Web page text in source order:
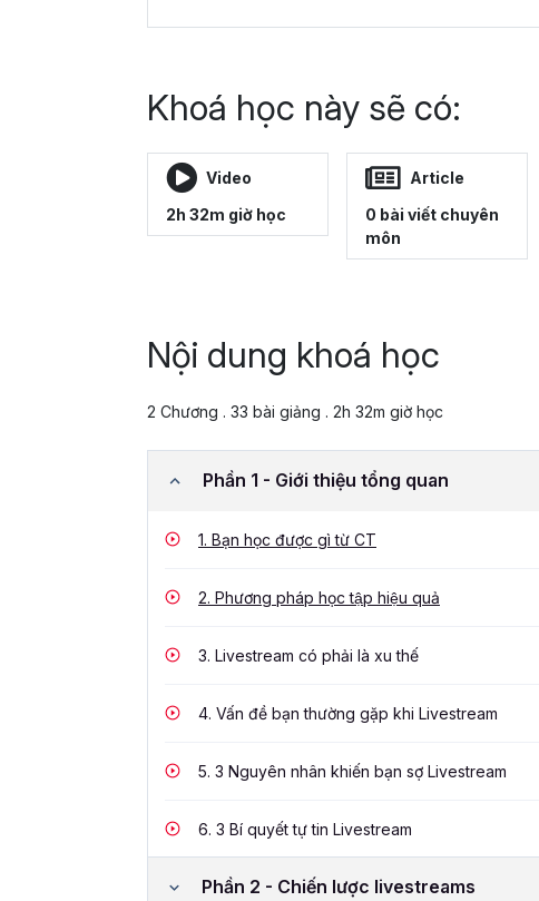
Khoá học này sẽ có:
Video
2h 32m giờ học
Article
0 bài viết chuyên
môn
Nội dung khoá học
2 Chương . 33 bài giảng . 2h 32m giờ học
Phần 1 - Giới thiệu tổng quan
1. Bạn học được gì từ CT
2. Phương pháp học tập hiệu quả
3. Livestream có phải là xu thế
4. Vấn đề bạn thường gặp khi Livestream
5. 3 Nguyên nhân khiến bạn sợ Livestream
6. 3 Bí quyết tự tin Livestream
Phần 2 - Chiến lược livestreams